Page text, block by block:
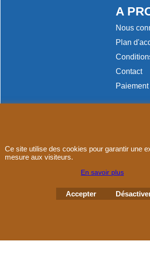
A
Nous
Plan
Contact
Paiement
Boutique en ligne créés
avec le logiciel
Ce site utilise des cookies pour garantir une
mesure aux visiteurs.
En savoir plus
Accepter